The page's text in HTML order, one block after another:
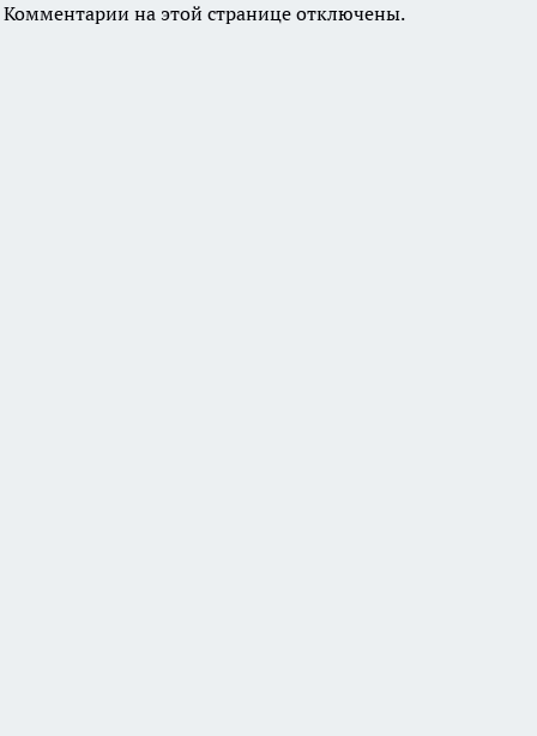
Комментарии на этой странице отключены.